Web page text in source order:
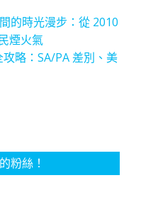
的時光漫步：從 2010
煙火氣
略：SA/PA 差別、美
粉絲！